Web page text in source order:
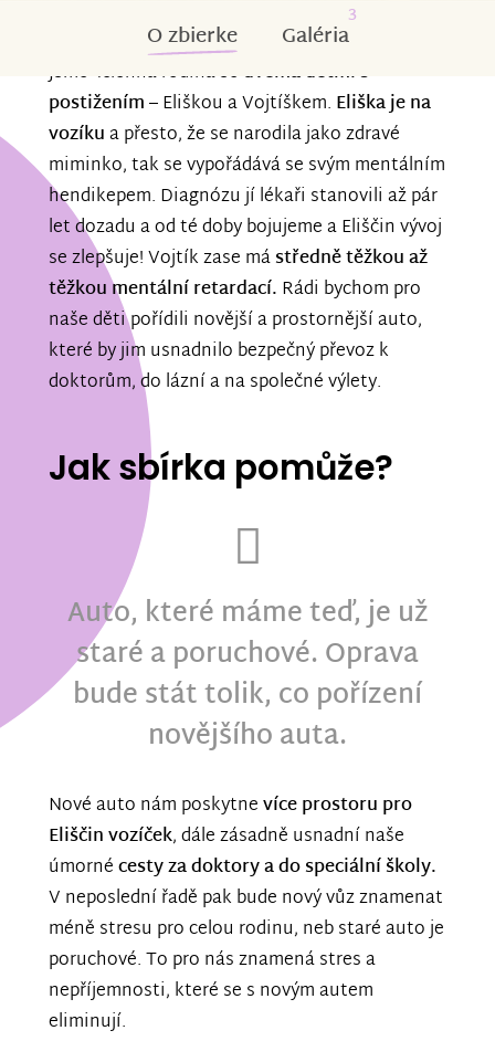
O zbierke Galéria
3
Jsme 4členná rodina se dvěma dětmi s
postižením– Eliškou a Vojtíškem. Eliška je na
vozíkua přesto, že se narodila jako zdravé
miminko, tak se vypořádává se svým mentálním
hendikepem. Diagnózu jí lékaři stanovili až pár
let dozadu a od té doby bojujeme a Eliščin vývoj
se zlepšuje! Vojtík zase mástředně těžkou až
těžkou mentální retardací. Rádi bychom pro
naše děti pořídili novější a prostornější auto,
které by jim usnadnilo bezpečný převoz k
doktorům, do lázní a na společné výlety.
Jak sbírka pomůže?
Auto, které máme teď, je už
staré a poruchové. Oprava
bude stát tolik, co pořízení
novějšího auta.
Nové auto nám poskytnevíce prostoru pro
Eliščin vozíček, dále zásadně usnadní naše
úmornécesty za doktory a do speciální školy.
V neposlední řadě pak bude nový vůz znamenat
méně stresu pro celou rodinu, neb staré auto je
poruchové. To pro nás znamená stres a
nepříjemnosti, které se s novým autem
eliminují.